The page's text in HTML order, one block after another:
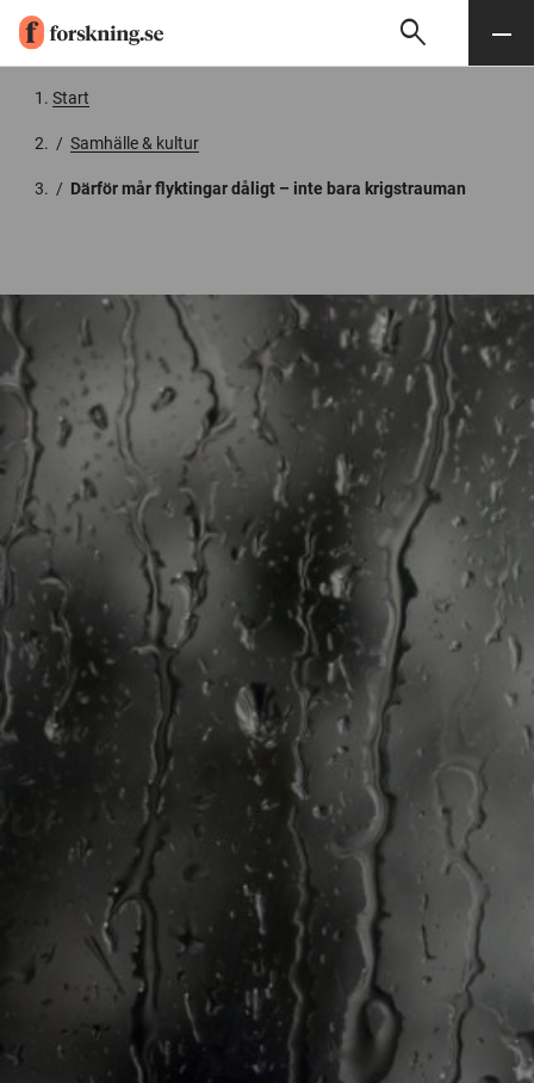
Söksearch Meny
Start
/ Samhälle & kultur
/ Därför mår flyktingar dåligt – inte bara krigstrauman